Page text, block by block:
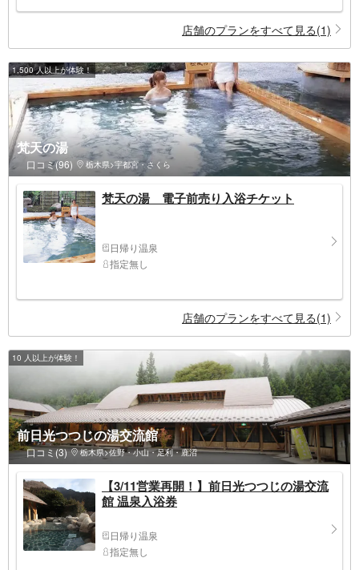
店舗のプランをすべて見る(1)
1,500 人以上が体験！
梵天の湯
口コミ(96) 栃木県>宇都宮・さくら
梵天の湯 電子前売り入浴チケット
日帰り温泉
指定無し
店舗のプランをすべて見る(1)
10 人以上が体験！
前日光つつじの湯交流館
口コミ(3) 栃木県>佐野・小山・足利・鹿沼
【3/11営業再開！】前日光つつじの湯交流
館 温泉入浴券
日帰り温泉
指定無し